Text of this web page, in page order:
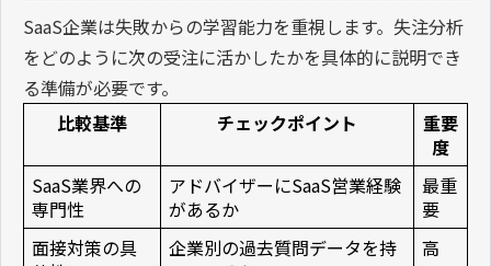
SaaS企業は失敗からの学習能力を重視します。失注分析
をどのように次の受注に活かしたかを具体的に説明でき
る準備が必要です。
比較基準
チェックポイント
重要
度
SaaS業界への
専門性
アドバイザーにSaaS営業経験
があるか
最重
要
面接対策の具
企業別の過去質問データを持
高